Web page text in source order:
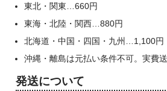
東北・関東…660円
東海・北陸・関西…880円
北海道・中国・四国・九州…1,100円
沖縄・離島は元払い条件不可。実費送
発送について